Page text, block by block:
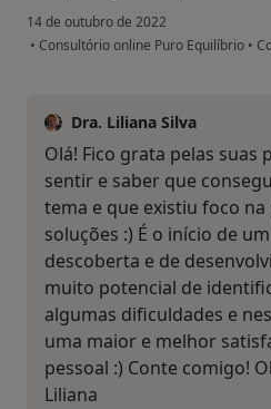
14 de outubro de 2022
• Consultório online Puro Equilíbrio •
Dra. Liliana Silva
Olá! Fico grata pelas suas
sentir e saber que
tema e que existiu foco
soluções :) É o início de
descoberta e de
muito potencial de
algumas dificuldades e
uma maior e melhor
pessoal :) Conte comigo!
Liliana